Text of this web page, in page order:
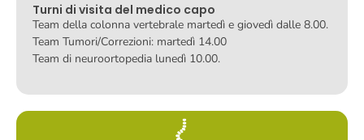
Turni di visita del medico capo
Team della colonna vertebrale martedì e giovedì dalle 8.00.
Team Tumori/Correzioni: martedì 14.00
Team di neuroortopedia lunedì 10.00.